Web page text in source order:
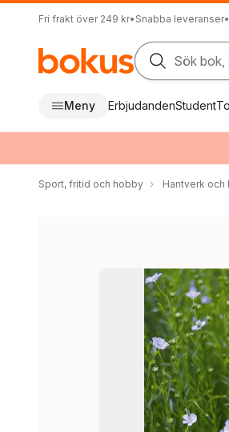
Fri frakt över 249 kr• Snabba leveranser•
Sök bok,
Meny ErbjudandenStudent
Sport, fritid och hobby Hantverk och